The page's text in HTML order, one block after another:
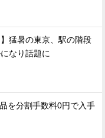
】猛暑の東京、駅の階段
なり話題に
を分割手数料0円で入手